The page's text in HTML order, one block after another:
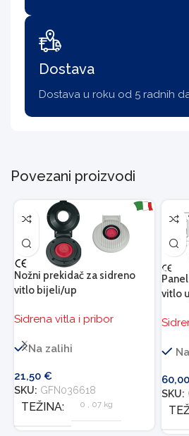
Dostava
Dostava u roku od 5 radnih
Povezani proizvodi
Nožni prekidač za sidreno
vitlo bijeli/up
Sidrena vitla i pribor
Na zalihi
21,50 €
SKU: GFN036618
TEŽINA 0 07 kg
vitlo
60,00
SKU: